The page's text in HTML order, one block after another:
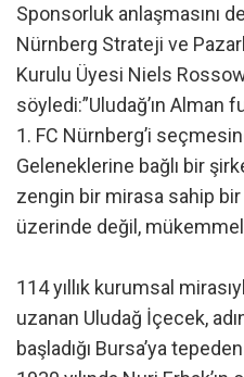
Sponsorluk anlaşmasını
Nürnberg Strateji ve
Kurulu Üyesi Niels
söyledi:”Uludağ’ın Alman
1. FC Nürnberg’i
Geleneklerine bağlı bir
zengin bir mirasa sahip
üzerinde değil,
114 yıllık kurumsal
uzanan Uludağ İçecek,
başladığı Bursa’ya